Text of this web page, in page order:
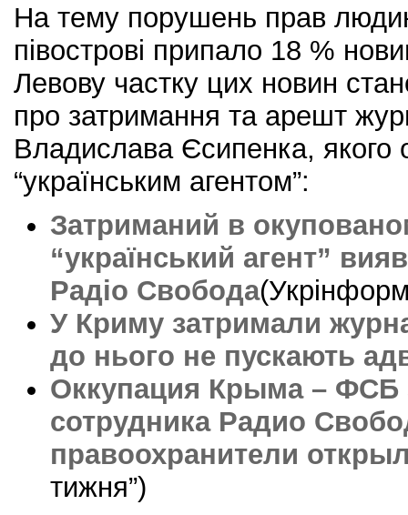
На тему порушень прав
півострові припало 18 %
Левову частку цих новин
про затримання та арешт
Владислава Єсипенка, якого
“українським агентом”:
Затриманий в
“український агент”
Радіо Свобода
У Криму затримали
до нього не пускають
Оккупация Крыма – ФСБ
сотрудника Радио
правоохранители
тижня”)